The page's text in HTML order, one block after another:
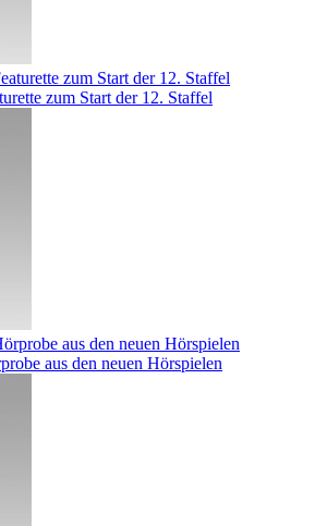
zum Start der 12. Staffel
aus den neuen Hörspielen